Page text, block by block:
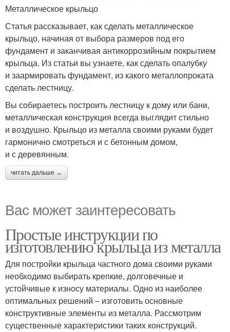
Металлическое крыльцо
Статья рассказывает, как сделать металлическое
крыльцо, начиная от выбора размеров под его
фундамент и заканчивая антикоррозийным покрытием
крыльца. Из статьи вы узнаете, как сделать опалубку
и заармировать фундамент, из какого металлопроката
сделать лестницу.
Вы собираетесь построить лестницу к дому или бани,
металлическая конструкция всегда выглядит стильно
и воздушно. Крыльцо из металла своими руками будет
гармонично смотреться и с бетонным домом,
и с деревянным.
читать дальше →
Вас может заинтересовать
Простые инструкции по
изготовлению крыльца из металла
Для постройки крыльца частного дома своими руками
необходимо выбирать крепкие, долговечные и
устойчивые к износу материалы. Одно из наиболее
оптимальных решений – изготовить основные
конструктивные элементы из металла. Рассмотрим
существенные характеристики таких конструкций.